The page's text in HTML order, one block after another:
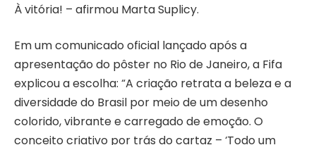
À vitória! – afirmou Marta Suplicy.
Em um comunicado oficial lançado após a
apresentação do pôster no Rio de Janeiro, a Fifa
explicou a escolha: “A criação retrata a beleza e a
diversidade do Brasil por meio de um desenho
colorido, vibrante e carregado de emoção. O
conceito criativo por trás do cartaz – ‘Todo um